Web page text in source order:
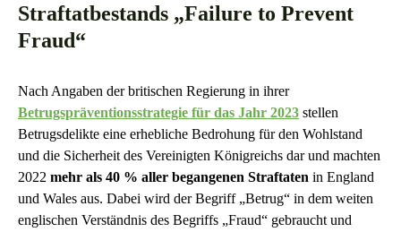
Straftatbestands „Failure to Prevent
Fraud“
Nach Angaben der britischen Regierung in ihrer
Betrugspräventionsstrategie für das Jahr 2023 stellen
Betrugsdelikte eine erhebliche Bedrohung für den Wohlstand
und die Sicherheit des Vereinigten Königreichs dar und machten
2022 mehr als 40 % aller begangenen Straftaten in England
und Wales aus. Dabei wird der Begriff „Betrug“ in dem weiten
englischen Verständnis des Begriffs „Fraud“ gebraucht und